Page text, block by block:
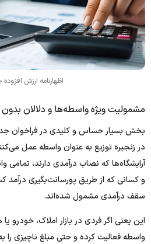
اظهارنامه ارزش
مشمولیت ویژه واسطه‌ها و دلالان
بخش بسیار حساس و کلیدی در فراخوان
در زنجیره توزیع به عنوان واسطه عمل
آرایشگاه‌ها که نصاب درآمدی دارند، تمامی
و کسانی که از طریق پورسانت‌بگیری
سقف درآمدی مشمول شده‌اند.
این یعنی اگر فردی در بازار املاک، خودرو
واسطه فعالیت کرده و حتی مبلغ ناچیزی را